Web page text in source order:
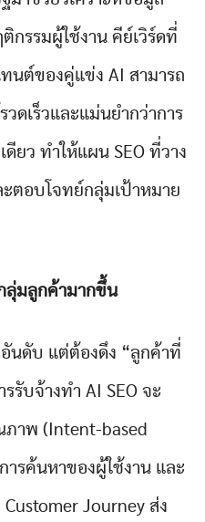
กรรมผู้ใช้งาน คีย์เวิร์ดที่
นต์ของคู่แข่ง AI สามารถ
ดเร็วและแม่นยำกว่าการ
ดียว ทำให้แผน SEO ที่วาง
ตอบโจทย์กลุ่มเป้าหมาย
ลุ่มลูกค้ามากขึ้น
นดับ แต่ต้องดึง “ลูกค้าที่
รรับจ้างทำ AI SEO จะ
ภาพ (Intent-based
ารค้นหาของผู้ใช้งาน และ
Journey ส่ง